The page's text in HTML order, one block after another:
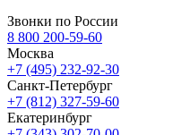
Звонки по России
8 800 200-59-60
Москва
+7 (495) 232-92-30
Санкт-Петербург
+7 (812) 327-59-60
Екатеринбург